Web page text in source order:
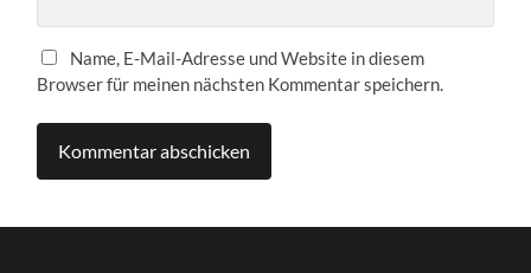
Name, E-Mail-Adresse und Website in diesem
Browser für meinen nächsten Kommentar speichern.